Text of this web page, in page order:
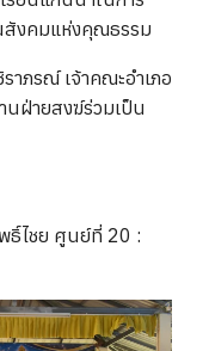
สังคมแห่งคุณธรรม
าภรณ์ เจ้าคณะอำเภอ
นฝ่ายสงฆ์ร่วมเป็น
ธิ์ไชย ศูนย์ที่ 20 :